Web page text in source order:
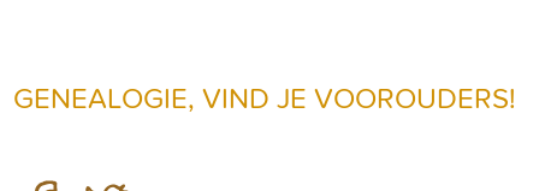
GENEALOGIE, VIND JE VOOROUDERS!